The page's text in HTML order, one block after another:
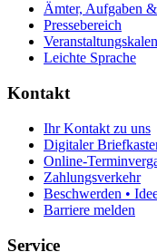
Ämter, Aufgaben
Pressebereich
Leichte Sprache
Kontakt
Ihr Kontakt zu uns
Digitaler
Online-
Zahlungsverkehr
Beschwerden •
Barriere melden
Service